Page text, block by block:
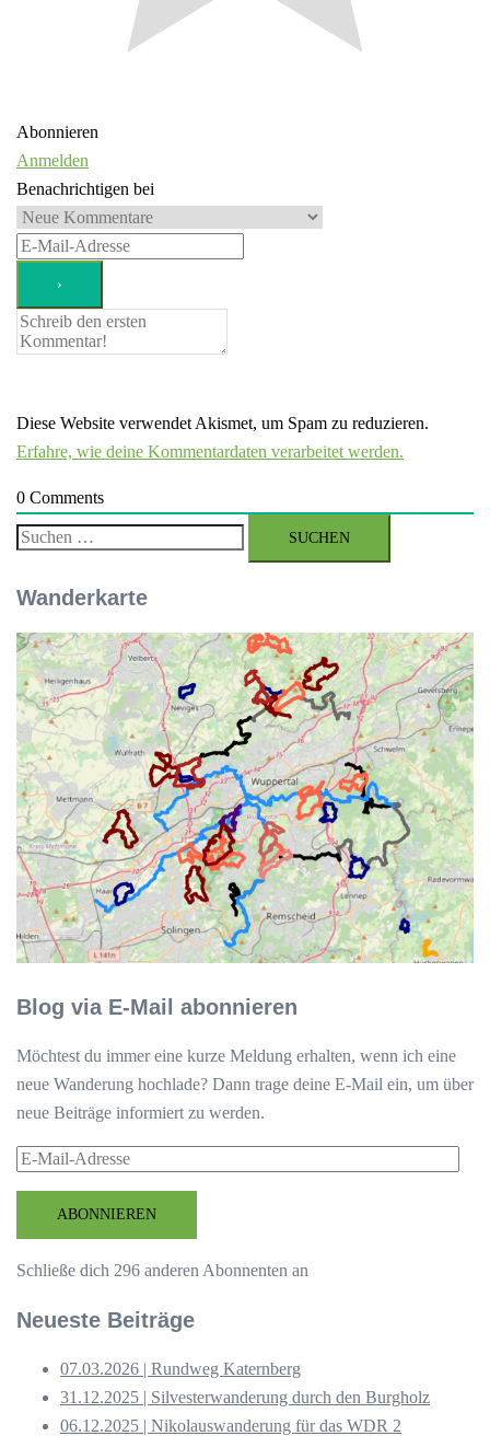
Abonnieren
Anmelden
Benachrichtigen bei
Diese Website verwendet Akismet, um Spam zu reduzieren.
Erfahre, wie deine Kommentardaten verarbeitet werden.
0 Comments
Suchen
Wanderkarte
Blog via E-Mail abonnieren
Möchtest du immer eine kurze Meldung erhalten, wenn ich eine
neue Wanderung hochlade? Dann trage deine E-Mail ein, um über
neue Beiträge informiert zu werden.
E-
AdresseABONNIEREN
Schließe dich 296 anderen Abonnenten an
Neueste Beiträge
07.03.2026 | Rundweg Katernberg
31.12.2025 | Silvesterwanderung durch den Burgholz
06.12.2025 | Nikolauswanderung für das WDR 2